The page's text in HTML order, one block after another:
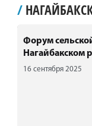
/
Форум
Нагайбакском
16 сентября 2025